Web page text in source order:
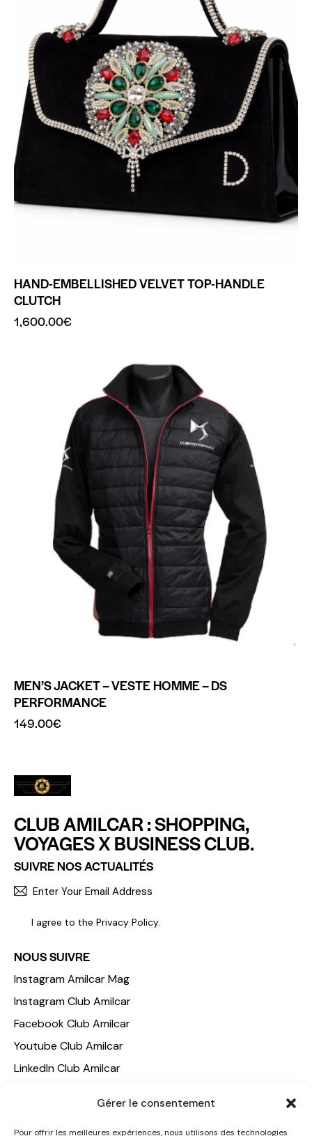
Gérer le consentement
Pour offrir les meilleures expériences, nous utilisons des technologies
HAND-EMBELLISHED VELVET TOP-HANDLE
CLUTCH
1,600.00€
MEN’S JACKET – VESTE HOMME – DS
PERFORMANCE
149.00€
CLUB AMILCAR : SHOPPING,
VOYAGES X BUSINESS CLUB.
SUIVRE NOS ACTUALITÉS
I agree to the Privacy Policy.
NOUS SUIVRE
Instagram Amilcar Mag
Instagram Club Amilcar
Facebook Club Amilcar
Youtube Club Amilcar
LinkedIn Club Amilcar
NOTRE GROUPE
ACCUEIL